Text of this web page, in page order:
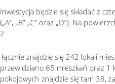
Inwestycja będzie się składać z
(„A”, „B” „C” oraz „D”). Na
2
łącznie znajdzie się 242 lokali
przewidziano 65 mieszkań oraz 1
pokojowych znajdzie się tam 38,